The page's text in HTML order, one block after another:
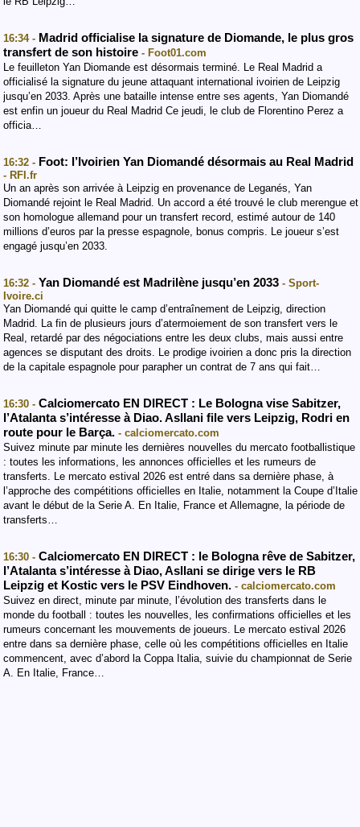
16:34 - Madrid officialise la signature de Diomande, le plus gros
transfert de son histoire - Foot01.com
Le feuilleton Yan Diomande est désormais terminé. Le Real Madrid a
officialisé la signature du jeune attaquant international ivoirien de Leipzig
jusqu’en 2033. Après une bataille intense entre ses agents, Yan Diomandé
est enfin un joueur du Real Madrid Ce jeudi, le club de Florentino Perez a
officia…
16:32 - Foot: l’Ivoirien Yan Diomandé désormais au Real Madrid
- RFI.fr
Un an après son arrivée à Leipzig en provenance de Leganés, Yan
Diomandé rejoint le Real Madrid. Un accord a été trouvé le club merengue et
son homologue allemand pour un transfert record, estimé autour de 140
millions d’euros par la presse espagnole, bonus compris. Le joueur s’est
engagé jusqu’en 2033.
16:32 - Yan Diomandé est Madrilène jusqu’en 2033 - Sport-
Ivoire.ci
Yan Diomandé qui quitte le camp d’entraînement de Leipzig, direction
Madrid. La fin de plusieurs jours d’atermoiement de son transfert vers le
Real, retardé par des négociations entre les deux clubs, mais aussi entre
agences se disputant des droits. Le prodige ivoirien a donc pris la direction
de la capitale espagnole pour parapher un contrat de 7 ans qui fait…
16:30 - Calciomercato EN DIRECT : Le Bologna vise Sabitzer,
l’Atalanta s’intéresse à Diao. Asllani file vers Leipzig, Rodri en
route pour le Barça. - calciomercato.com
Suivez minute par minute les dernières nouvelles du mercato footballistique
: toutes les informations, les annonces officielles et les rumeurs de
transferts. Le mercato estival 2026 est entré dans sa dernière phase, à
l’approche des compétitions officielles en Italie, notamment la Coupe d’Italie
avant le début de la Serie A. En Italie, France et Allemagne, la période de
transferts…
16:30 - Calciomercato EN DIRECT : le Bologna rêve de Sabitzer,
l’Atalanta s’intéresse à Diao, Asllani se dirige vers le RB
Leipzig et Kostic vers le PSV Eindhoven. - calciomercato.com
Suivez en direct, minute par minute, l’évolution des transferts dans le
monde du football : toutes les nouvelles, les confirmations officielles et les
rumeurs concernant les mouvements de joueurs. Le mercato estival 2026
entre dans sa dernière phase, celle où les compétitions officielles en Italie
commencent, avec d’abord la Coppa Italia, suivie du championnat de Serie
A. En Italie, France…